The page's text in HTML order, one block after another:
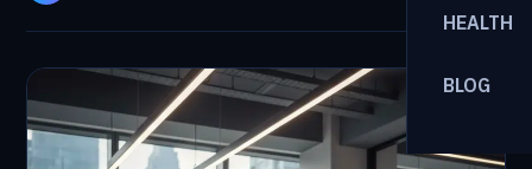
HEALTH
BLOG